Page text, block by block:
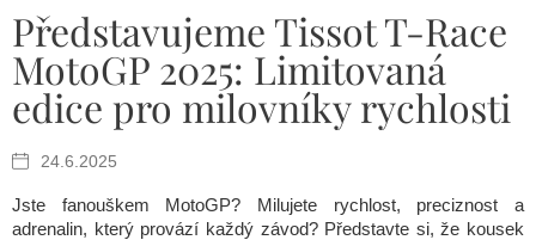
Představujeme Tissot T-Race
MotoGP 2025: Limitovaná
edice pro milovníky rychlosti
24.6.2025
Jste fanouškem MotoGP? Milujete rychlost, preciznost a
adrenalin, který provází každý závod? Představte si, že kousek